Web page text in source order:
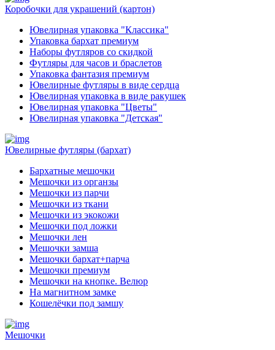
Коробочки для украшений (картон)
Ювелирная упаковка "Классика"
Упаковка бархат премиум
Наборы футляров со скидкой
Футляры для часов и браслетов
Упаковка фантазия премиум
Ювелирные футляры в виде сердца
Ювелирная упаковка в виде ракушек
Ювелирная упаковка "Цветы"
Ювелирная упаковка "Детская"
Ювелирные футляры (бархат)
Бархатные мешочки
Мешочки из органзы
Мешочки из парчи
Мешочки из ткани
Мешочки из экокожи
Мешочки под ложки
Мешочки лен
Мешочки замша
Мешочки бархат+парча
Мешочки премиум
Мешочки на кнопке. Велюр
На магнитном замке
Кошелёчки под замшу
Мешочки